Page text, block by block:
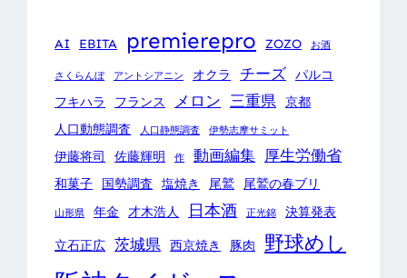
AI EBITA premierepro ZOZO お酒
さくらんぼ アントシアニン オクラ チーズ パルコ
フキハラ
フランス メロン 三重県 京都
人口動態調査
人口静態調査 伊勢志摩サミット
伊藤将司 佐藤輝明 作 動画編集 厚生労働省
和菓子 国勢調査 塩焼き 尾鷲 尾鷲の春ブリ
山形県 年金 才木浩人 日本酒 正光錦 決算発表
立石正広 茨城県 西京焼き 豚肉 野球めし